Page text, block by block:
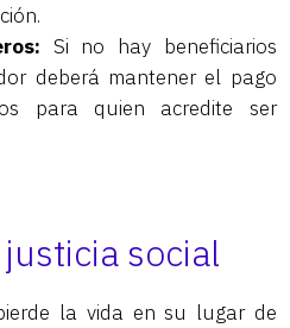
Si no hay beneficiarios
deberá mantener el pago
para quien acredite ser
social
la vida en su lugar de